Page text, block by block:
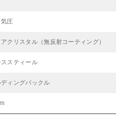
圧
クリスタル（無反射コーティング）
スティール
ィングバックル